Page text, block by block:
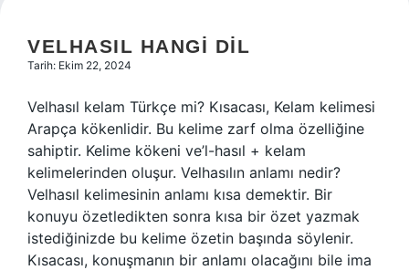
VELHASIL HANGI DIL
Tarih: Ekim 22, 2024
Velhasıl kelam Türkçe mi? Kısacası, Kelam kelimesi
Arapça kökenlidir. Bu kelime zarf olma özelliğine
sahiptir. Kelime kökeni ve’l-hasıl + kelam
kelimelerinden oluşur. Velhasılın anlamı nedir?
Velhasıl kelimesinin anlamı kısa demektir. Bir
konuyu özetledikten sonra kısa bir özet yazmak
istediğinizde bu kelime özetin başında söylenir.
Kısacası, konuşmanın bir anlamı olacağını bile ima